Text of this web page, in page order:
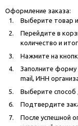
Оформление заказа:
Выберите товар и
Перейдите в
количество и
Нажмите на
Заполните
mail, ИНН
Выберите способ
Подтвердите
После успешной